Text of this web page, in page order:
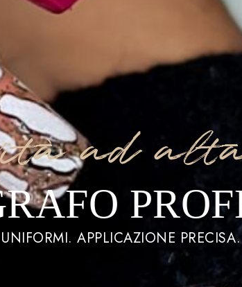
ad
UNIFORMI. APPLICAZIONE